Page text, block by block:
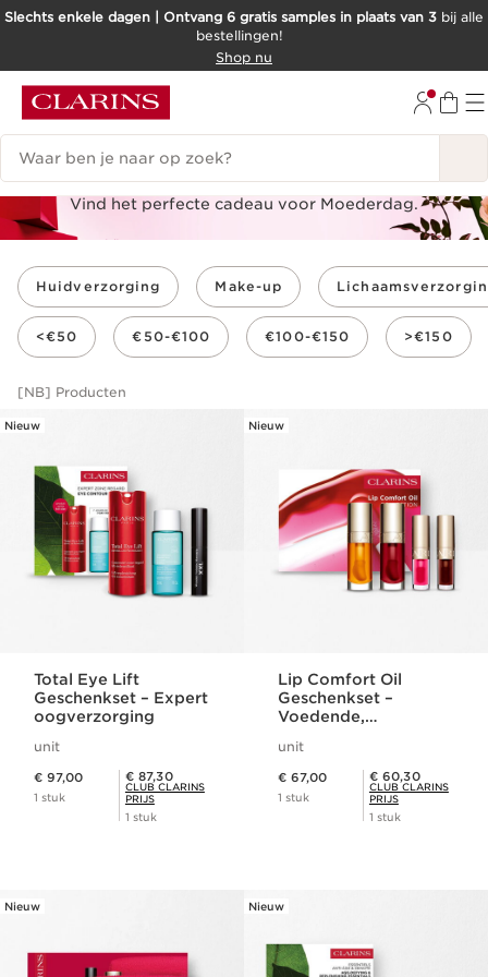
DOORGAAN NAAR INHOUD
Slechts enkele dagen | Ontvang 6 gratis samples in plaats van 3 bij alle
bestellingen!
Shop nu
Zoekgeschiedenis
Cadeaugids
Vind het perfecte cadeau voor Moederdag.
Huidverzorging Make-up
<€50 €50-€100 €100-€150 >€150
[NB] Producten
Nieuw
Total Eye Lift
Geschenkset – Expert
oogverzorging
unit
€ 97,00
1 stuk
Club Clarins Prijs € 87,30
€ 87,30
CLUB CLARINS
PRIJS
1 stuk
Nieuw
Lip Comfort Oil
Geschenkset –
Voedende,
unit
€ 67,00
1 stuk
Club Clarins Prijs € 60,30
€ 60,30
CLUB CLARINS
PRIJS
1 stuk
Nieuw Nieuw